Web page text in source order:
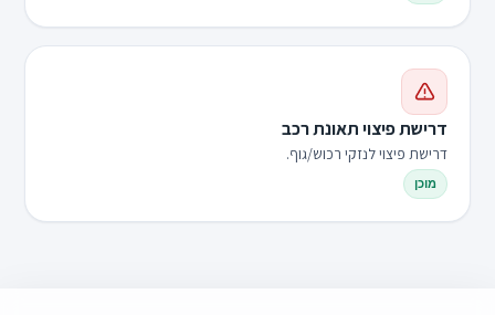
דרישת פיצוי תאונת רכב
דרישת פיצוי לנזקי רכוש/גוף.
מוכן